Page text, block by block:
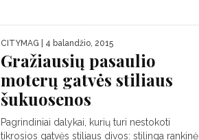
CITYMAG | 4 balandžio, 2015
Gražiausių pasaulio
moterų gatvės stiliaus
šukuosenos
Pagrindiniai dalykai, kurių turi nestokoti
tikrosios gatvės stiliaus divos: stilinga rankinė,